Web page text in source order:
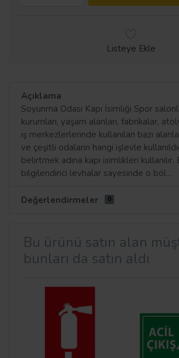
Listeye Ekle
Açıklama
Soyunma Odası Kapı İsimliği Spor
kurumları, yaşam alanları, fabrikalar,
iş merkezlerlerinde kullanılan bazı
ve çeşitli odaların hangi işlevle
belirtmek adına kapı isimlikleri kullanılır.
bilgilendirici levhalar sayesinde o böl...
Değerlendirmeler 0
Bu ürünü satın alan
bunları da satın aldı